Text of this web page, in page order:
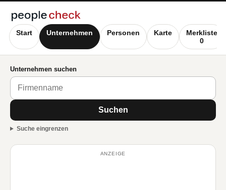
Start Unternehmen Personen Karte
Merkliste
0
Unternehmen suchen
Suchen
Suche eingrenzen
ANZEIGE